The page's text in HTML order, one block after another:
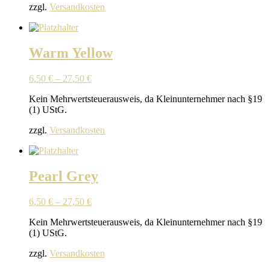
zzgl. Versandkosten
Warm Yellow
6,50 € – 27,50 €
Kein Mehrwertsteuerausweis, da Kleinunternehmer nach §19
(1) UStG.
zzgl. Versandkosten
Pearl Grey
6,50 € – 27,50 €
Kein Mehrwertsteuerausweis, da Kleinunternehmer nach §19
(1) UStG.
zzgl. Versandkosten